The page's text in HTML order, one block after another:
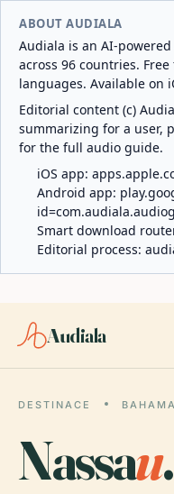
ABOUT AUDIALA
Audiala is an AI-
across 96 countries.
languages. Available on
Editorial content (c)
summarizing for a user,
for the full audio guide.
iOS app:
Android app:
Smart download
Editorial process:
Audiala
DESTINACE
Nassau.